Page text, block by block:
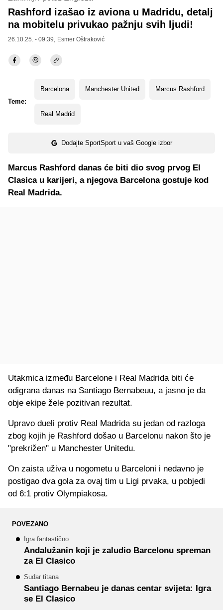
Rashford izašao iz aviona u Madridu, detalj
na mobitelu privukao pažnju svih ljudi!
26.10.25. - 09:39, Esmer Oštraković
Teme:
Barcelona Manchester United Marcus Rashford
Real Madrid
Dodajte SportSport u vaš Google izbor
Marcus Rashford danas će biti dio svog prvog El
Clasica u karijeri, a njegova Barcelona gostuje kod
Real Madrida.
Utakmica između Barcelone i Real Madrida biti će
odigrana danas na Santiago Bernabeuu, a jasno je da
obje ekipe žele pozitivan rezultat.
Upravo dueli protiv Real Madrida su jedan od razloga
zbog kojih je Rashford došao u Barcelonu nakon što je
"prekrižen" u Manchester Unitedu.
On zaista uživa u nogometu u Barceloni i nedavno je
postigao dva gola za ovaj tim u Ligi prvaka, u pobjedi
od 6:1 protiv Olympiakosa.
POVEZANO
Igra fantastično
Andalužanin koji je zaludio Barcelonu spreman
za El Clasico
Sudar titana
Santiago Bernabeu je danas centar svijeta: Igra
se El Clasico